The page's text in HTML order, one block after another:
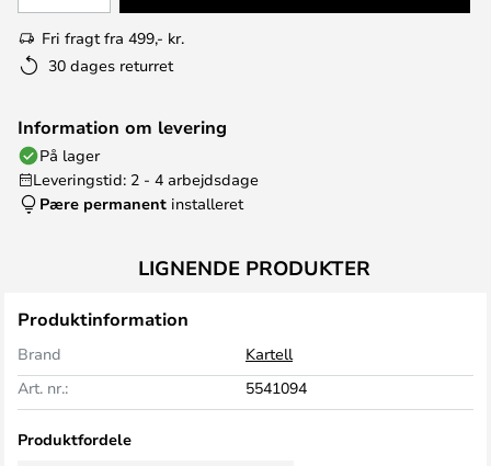
Fri fragt fra 499,- kr.
30 dages returret
Information om levering
På lager
Leveringstid: 2 - 4 arbejdsdage
Pære permanent installeret
LIGNENDE PRODUKTER
Produktinformation
Brand
Kartell
Art. nr.:
5541094
Produktfordele